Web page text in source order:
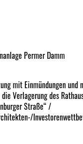
Permer Damm
mit Einmündungen
Verlagerung des
Straße“ /